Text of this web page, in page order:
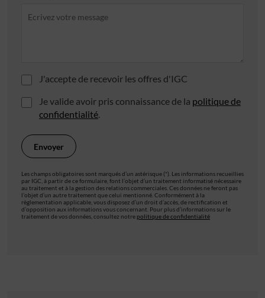
J'accepte de recevoir les offres d'IGC
Je valide avoir pris connaissance de la politique de
confidentialité.
Les champs obligatoires sont marqués d’un astérisque (*). Les informations recueillies
par IGC, à partir de ce formulaire, font l’objet d’un traitement informatisé nécessaire
au traitement et à la gestion des relations commerciales. Ces données ne feront pas
l’objet d’un autre traitement que celui mentionné. Conformément à la
règlementation applicable, vous disposez d’un droit d’accès, de rectification et
d’opposition aux informations vous concernant. Pour plus d’informations sur le
traitement de vos données, consultez notre politique de confidentialité